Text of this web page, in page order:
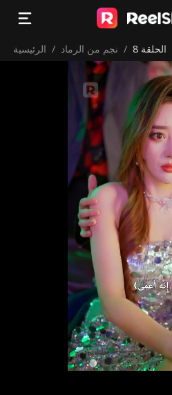
الرئيسية / نجم من الرماد / الحلقة 8